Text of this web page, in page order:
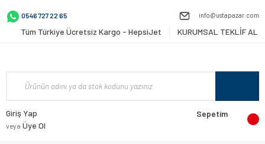
0546 727 22 65 info@ustapazar.com
Tüm Türkiye Ücretsiz Kargo - HepsiJet KURUMSAL TEKLİF AL
Giriş Yap
veya Üye Ol
Sepetim